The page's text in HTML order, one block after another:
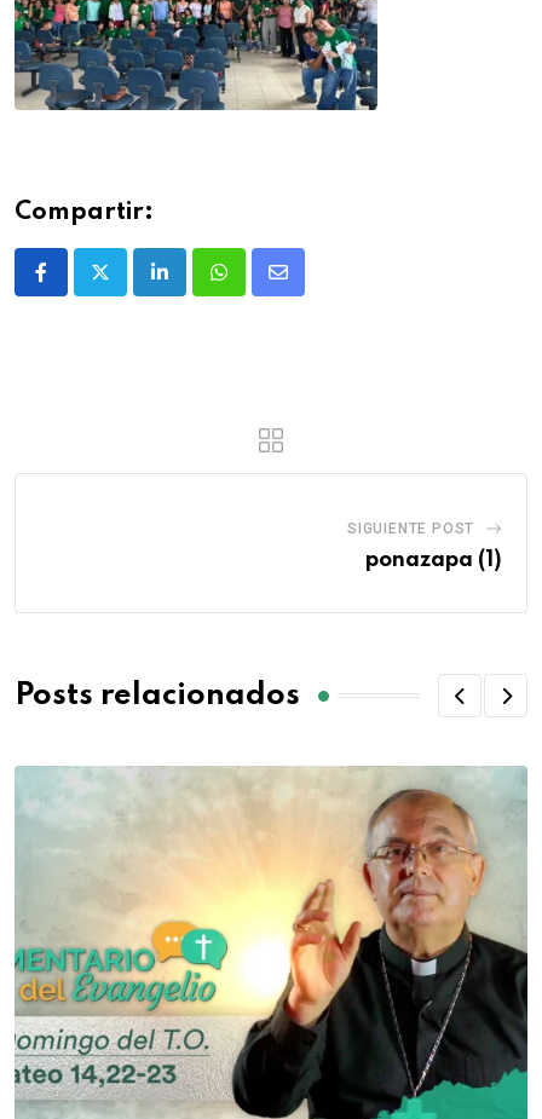
Compartir:
SIGUIENTE POST
ponazapa (1)
Posts relacionados